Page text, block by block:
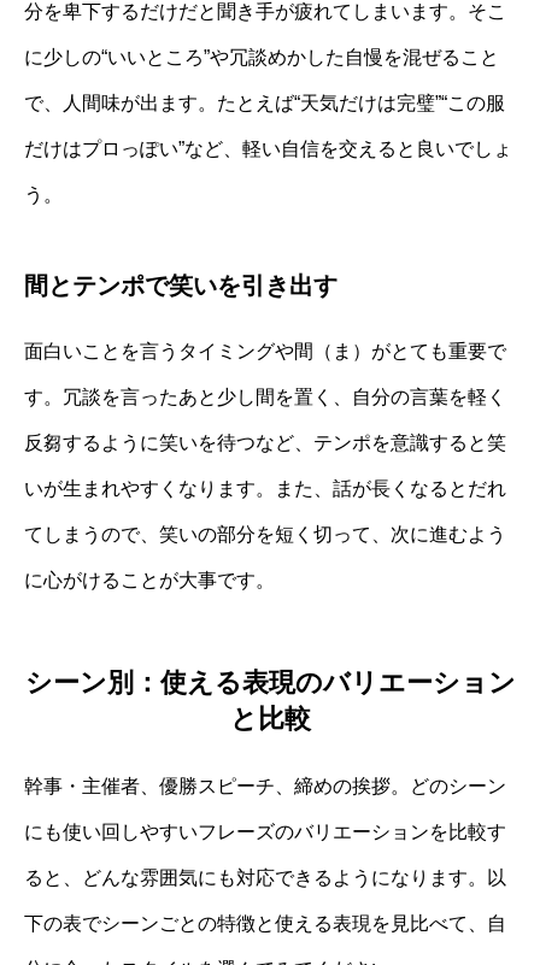
分を卑下するだけだと聞き手が疲れてしまいます。そこ
に少しの“いいところ”や冗談めかした自慢を混ぜること
で、人間味が出ます。たとえば“天気だけは完璧”“この服
だけはプロっぽい”など、軽い自信を交えると良いでしょ
う。
間とテンポで笑いを引き出す
面白いことを言うタイミングや間（ま）がとても重要で
す。冗談を言ったあと少し間を置く、自分の言葉を軽く
反芻するように笑いを待つなど、テンポを意識すると笑
いが生まれやすくなります。また、話が長くなるとだれ
てしまうので、笑いの部分を短く切って、次に進むよう
に心がけることが大事です。
シーン別：使える表現のバリエーション
と比較
幹事・主催者、優勝スピーチ、締めの挨拶。どのシーン
にも使い回しやすいフレーズのバリエーションを比較す
ると、どんな雰囲気にも対応できるようになります。以
下の表でシーンごとの特徴と使える表現を見比べて、自